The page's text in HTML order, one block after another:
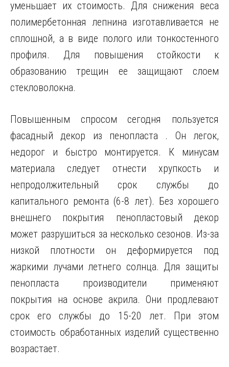
уменьшает их стоимость. Для снижения веса
полимербетонная лепнина изготавливается не
сплошной, а в виде полого или тонкостенного
профиля. Для повышения стойкости к
образованию трещин ее защищают слоем
стекловолокна.
Повышенным спросом сегодня пользуется
фасадный декор из пенопласта . Он легок,
недорог и быстро монтируется. К минусам
материала следует отнести хрупкость и
непродолжительный срок службы до
капитального ремонта (6-8 лет). Без хорошего
внешнего покрытия пенопластовый декор
может разрушиться за несколько сезонов. Из-за
низкой плотности он деформируется под
жаркими лучами летнего солнца. Для защиты
пенопласта производители применяют
покрытия на основе акрила. Они продлевают
срок его службы до 15-20 лет. При этом
стоимость обработанных изделий существенно
возрастает.